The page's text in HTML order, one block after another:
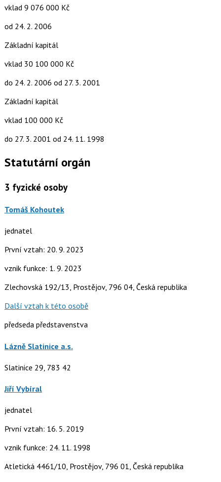
vklad 9 076 000 Kč
od 24. 2. 2006
Základní kapitál
vklad 30 100 000 Kč
do 24. 2. 2006 od 27. 3. 2001
Základní kapitál
vklad 100 000 Kč
do 27. 3. 2001 od 24. 11. 1998
Statutární orgán
3 fyzické osoby
Tomáš Kohoutek
jednatel
První vztah: 20. 9. 2023
vznik funkce: 1. 9. 2023
Zlechovská 192/13, Prostějov, 796 04, Česká republika
Další vztah k této osobě
předseda představenstva
Lázně Slatinice a.s.
Slatinice 29, 783 42
Jiří Vybíral
jednatel
První vztah: 16. 5. 2019
vznik funkce: 24. 11. 1998
Atletická 4461/10, Prostějov, 796 01, Česká republika